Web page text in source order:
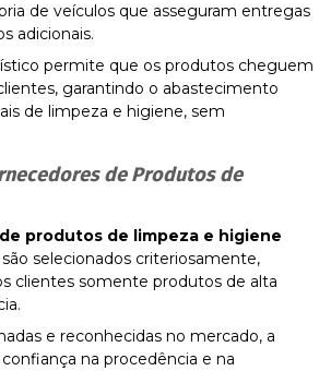
de veículos que asseguram entregas
adicionais.
permite que os produtos cheguem
garantindo o abastecimento
de limpeza e higiene, sem
de Produtos de
produtos de limpeza e higiene
selecionados criteriosamente,
clientes somente produtos de alta
e reconhecidas no mercado, a
na procedência e na